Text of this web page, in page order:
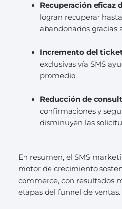
Recuperación eficaz
logran recuperar
abandonados gracias
Incremento del
exclusivas vía SMS
promedio.
Reducción de
confirmaciones y
disminuyen las
En resumen, el SMS
motor de crecimiento
commerce, con resultados
etapas del funnel de ventas.